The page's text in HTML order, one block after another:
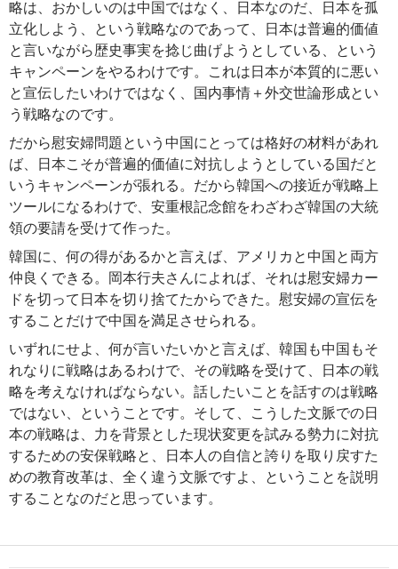
略は、おかしいのは中国ではなく、日本なのだ、日本を孤
立化しよう、という戦略なのであって、日本は普遍的価値
と言いながら歴史事実を捻じ曲げようとしている、という
キャンペーンをやるわけです。これは日本が本質的に悪い
と宣伝したいわけではなく、国内事情＋外交世論形成とい
う戦略なのです。
だから慰安婦問題という中国にとっては格好の材料があれ
ば、日本こそが普遍的価値に対抗しようとしている国だと
いうキャンペーンが張れる。だから韓国への接近が戦略上
ツールになるわけで、安重根記念館をわざわざ韓国の大統
領の要請を受けて作った。
韓国に、何の得があるかと言えば、アメリカと中国と両方
仲良くできる。岡本行夫さんによれば、それは慰安婦カー
ドを切って日本を切り捨てたからできた。慰安婦の宣伝を
することだけで中国を満足させられる。
いずれにせよ、何が言いたいかと言えば、韓国も中国もそ
れなりに戦略はあるわけで、その戦略を受けて、日本の戦
略を考えなければならない。話したいことを話すのは戦略
ではない、ということです。そして、こうした文脈での日
本の戦略は、力を背景とした現状変更を試みる勢力に対抗
するための安保戦略と、日本人の自信と誇りを取り戻すた
めの教育改革は、全く違う文脈ですよ、ということを説明
することなのだと思っています。